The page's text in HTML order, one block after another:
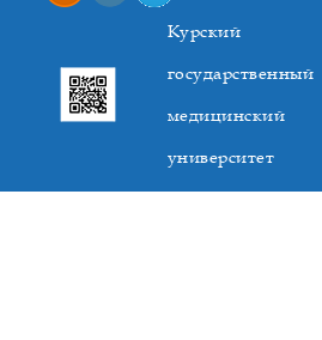
Курский
государственный
медицинский
университет